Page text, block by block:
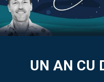
UN AN CU